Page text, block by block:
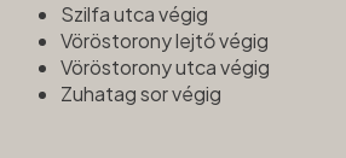
Szilfa utca végig
Vöröstorony lejtő végig
Vöröstorony utca végig
Zuhatag sor végig